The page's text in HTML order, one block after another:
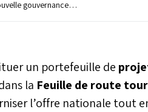
gouvernance,
(SMIT), nous révèle
dynamique
fondé sur la
un portefeuille de
la Feuille de route
l’offre nationale tout